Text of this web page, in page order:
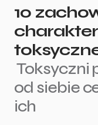
10
Toksyczni
od siebie
ich